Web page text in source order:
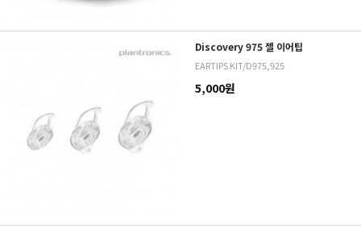
Discovery 975 젤 이어팁
EARTIPS KIT/D975,925
5,000원